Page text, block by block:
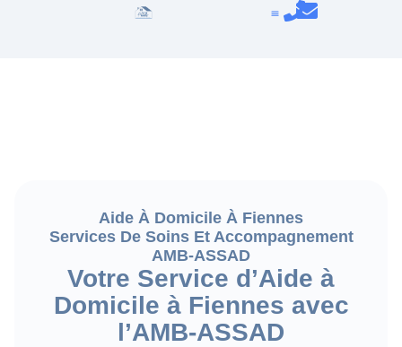
Aide À Domicile À Fiennes
Services De Soins Et Accompagnement
AMB-ASSAD
Votre Service d’Aide à
Domicile à Fiennes avec
l’AMB-ASSAD